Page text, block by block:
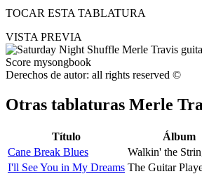
TOCAR ESTA TABLATURA
VISTA PREVIA
Derechos de autor: all rights reserved ©
Otras tablaturas Merle
Título Álbum
Cane Break Blues
Walkin' the
I'll See You in My Dreams The Guitar